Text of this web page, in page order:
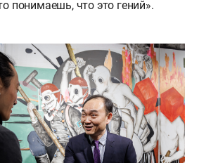
понимаешь, что это гений».